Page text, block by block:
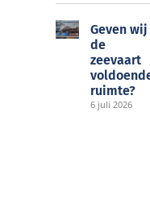
Geven wij
de
zeevaart
ruimte?
6 juli 2026